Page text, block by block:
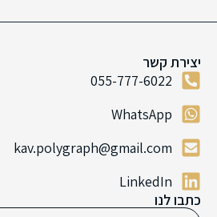
יצירת קשר
055-777-6022
WhatsApp
kav.polygraph@gmail.com
LinkedIn
כתבו לנו